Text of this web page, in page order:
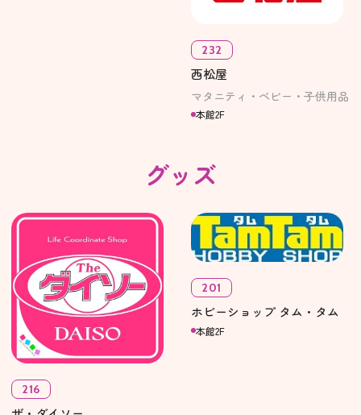
232
西松屋
マタニティ・ベビー・子供用品
本館2F
グッズ
216
201
ホビーショップ タム・タム
本館2F